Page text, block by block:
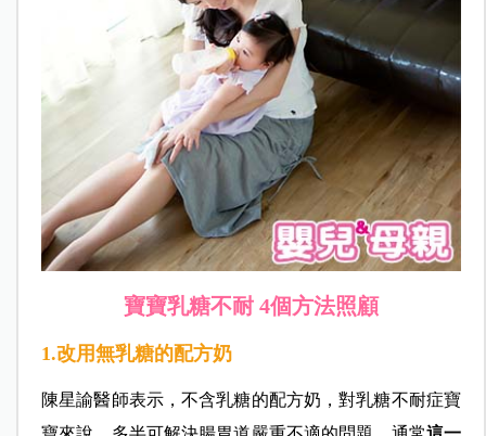
寶寶乳糖不耐 4個方法照顧
1.改用無乳糖的配方奶
陳星諭醫師表示，不含乳糖的配方奶，對乳糖不耐症寶